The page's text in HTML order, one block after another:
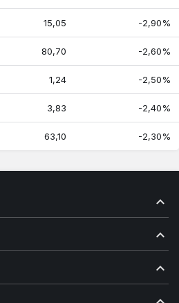
15,05 -2,90%
80,70 -2,60%
1,24 -2,50%
3,83 -2,40%
63,10 -2,30%